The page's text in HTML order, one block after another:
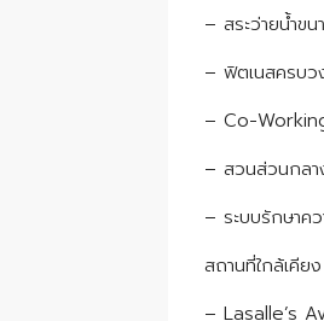
– สระว่ายน้ำข
– ฟิตเนสครบ
– Co-
– สวนส่วนกลา
– ระบบรักษา
สถานที่ใกล้เคีย
– Lasalle’s